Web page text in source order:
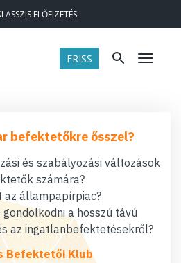
ELŐFIZETÉS
FRISS Menü
befektetőkre ősszel?
és szabályozási változások
számára?
az állampapírpiac?
a hosszú távú
az ingatlanbefektetésekről?
Befektetői Klub